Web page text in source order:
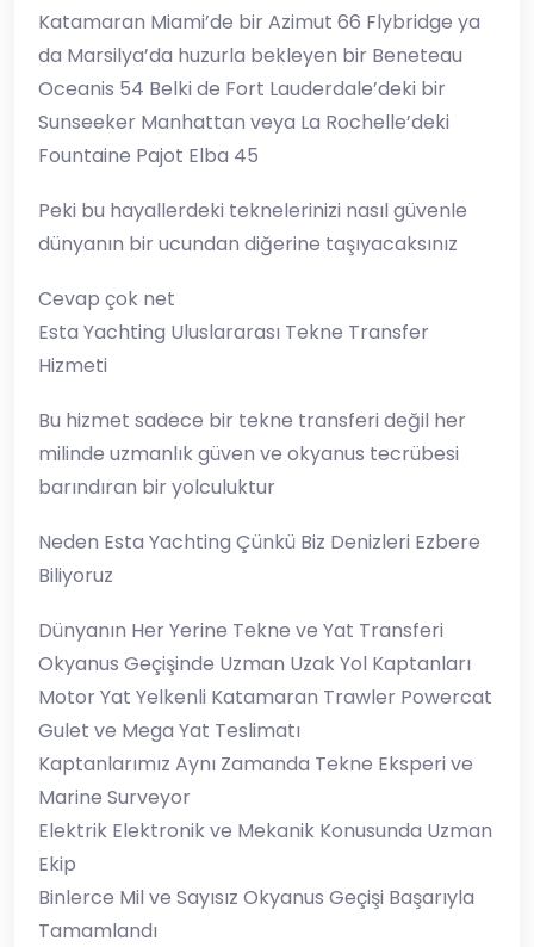
Katamaran Miami’de bir Azimut 66 Flybridge ya
da Marsilya’da huzurla bekleyen bir Beneteau
Oceanis 54 Belki de Fort Lauderdale’deki bir
Sunseeker Manhattan veya La Rochelle’deki
Fountaine Pajot Elba 45
Peki bu hayallerdeki teknelerinizi nasıl güvenle
dünyanın bir ucundan diğerine taşıyacaksınız
Cevap çok net
Esta Yachting Uluslararası Tekne Transfer
Hizmeti
Bu hizmet sadece bir tekne transferi değil her
milinde uzmanlık güven ve okyanus tecrübesi
barındıran bir yolculuktur
Neden Esta Yachting Çünkü Biz Denizleri Ezbere
Biliyoruz
Dünyanın Her Yerine Tekne ve Yat Transferi
Okyanus Geçişinde Uzman Uzak Yol Kaptanları
Motor Yat Yelkenli Katamaran Trawler Powercat
Gulet ve Mega Yat Teslimatı
Kaptanlarımız Aynı Zamanda Tekne Eksperi ve
Marine Surveyor
Elektrik Elektronik ve Mekanik Konusunda Uzman
Ekip
Binlerce Mil ve Sayısız Okyanus Geçişi Başarıyla
Tamamlandı